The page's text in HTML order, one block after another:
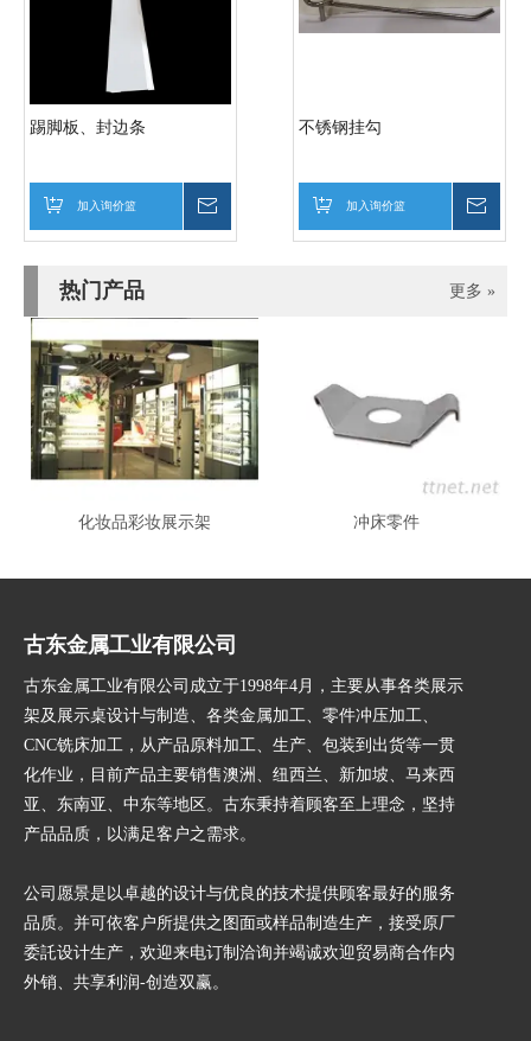
踢脚板、封边条
加入询价篮
不锈钢挂勾
加入询价篮
热门产品 更多 »
化妆品彩妆展示架 冲床零件
古东金属工业有限公司
古东金属工业有限公司成立于1998年4月，主要从事各类展示
架及展示桌设计与制造、各类金属加工、零件冲压加工、
CNC铣床加工，从产品原料加工、生产、包装到出货等一贯
化作业，目前产品主要销售澳洲、纽西兰、新加坡、马来西
亚、东南亚、中东等地区。古东秉持着顾客至上理念，坚持
产品品质，以满足客户之需求。
公司愿景是以卓越的设计与优良的技术提供顾客最好的服务
品质。并可依客户所提供之图面或样品制造生产，接受原厂
委託设计生产，欢迎来电订制洽询并竭诚欢迎贸易商合作内
外销、共享利润-创造双赢。